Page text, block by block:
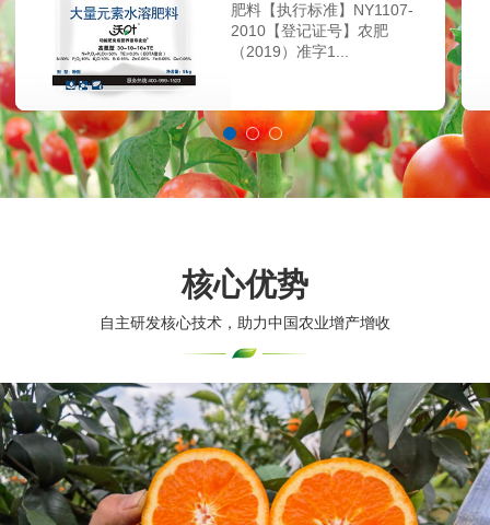
肥料【执行标准】NY1107-
2010【登记证号】农肥
（2019）准字1...
核心优势
自主研发核心技术，助力中国农业增产增收